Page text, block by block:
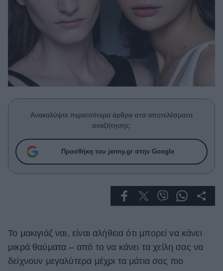
Woman Power
Working Girl
Real Women
Πρόσωπα
Celebrities
True Stories
Ask the Guru
Success Stories
Living
Deco
Ανακαλύψτε περισσότερα άρθρα στα αποτελέσματα
αναζήτησης.
Προσθήκη του jenny.gr στην Google
Το μακιγιάζ ναι, είναι αλήθεια ότι μπορεί να κάνει
μικρά θαύματα – από το να κάνει τα χείλη σας να
δείχνουν μεγαλύτερα μέχρι τα μάτια σας πιο